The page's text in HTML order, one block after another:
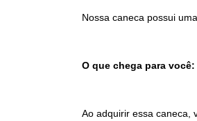
Nossa caneca possui
O que chega para você:
Ao adquirir essa caneca,